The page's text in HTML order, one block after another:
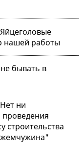
нашей работы
бывать в
ни
строительства
жемчужина"